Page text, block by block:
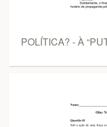
POLÍTICA? - À